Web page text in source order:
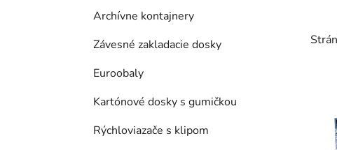
Archívne kontajnery
Závesné zakladacie dosky
Euroobaly
Kartónové dosky s gumičkou
Rýchloviazače s klipom